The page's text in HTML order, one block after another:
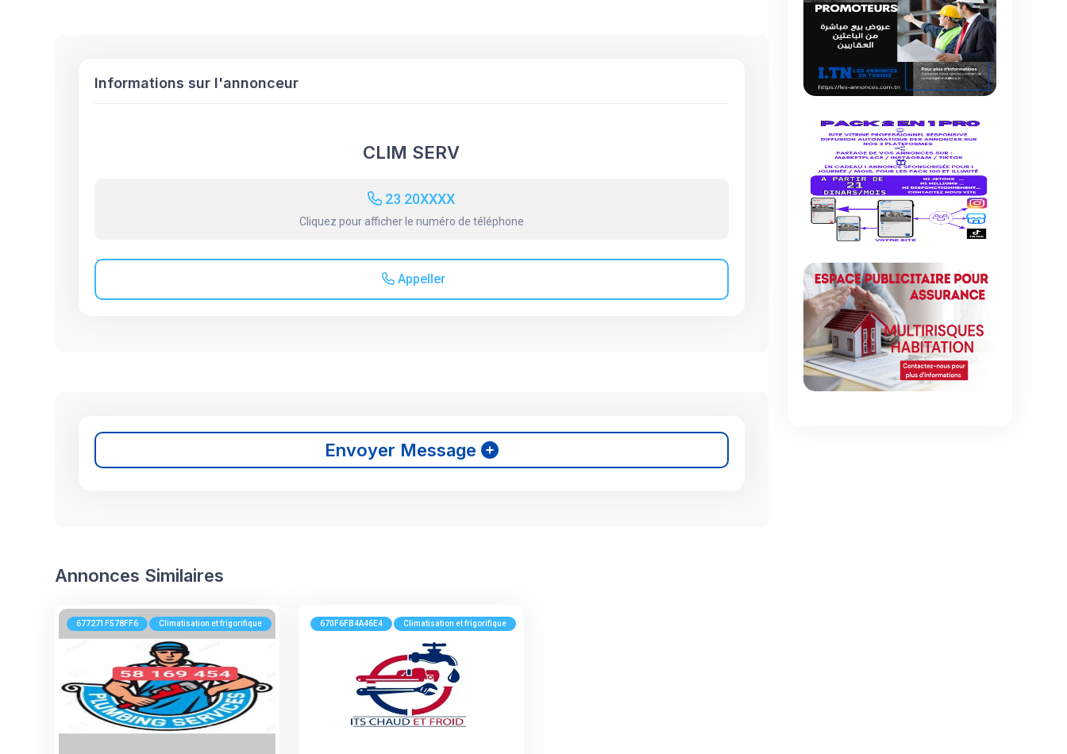
Informations sur l'annonceur
CLIM SERV
23 20XXXX
Cliquez pour afficher le numéro de téléphone
Appeller
Envoyer Message
Annonces Similaires
677271F578FF6 Climatisation et frigorifique 670F6FB4A46E4 Climatisation et frigorifique